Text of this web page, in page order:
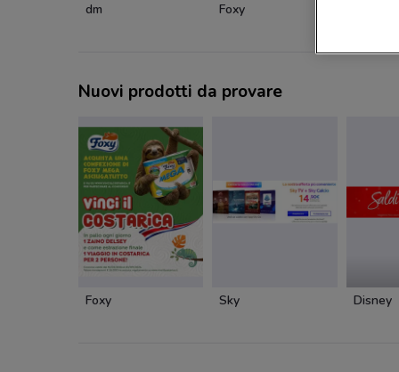
dm Foxy
Nuovi prodotti da provare
Foxy Sky Disney